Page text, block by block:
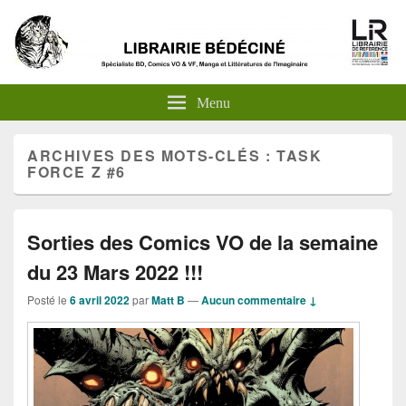
Menu
ARCHIVES DES MOTS-CLÉS :TASK
FORCE Z #6
Sorties des Comics VO de la semaine
du 23 Mars 2022 !!!
Posté le 6 avril 2022parMatt B —Aucun commentaire ↓